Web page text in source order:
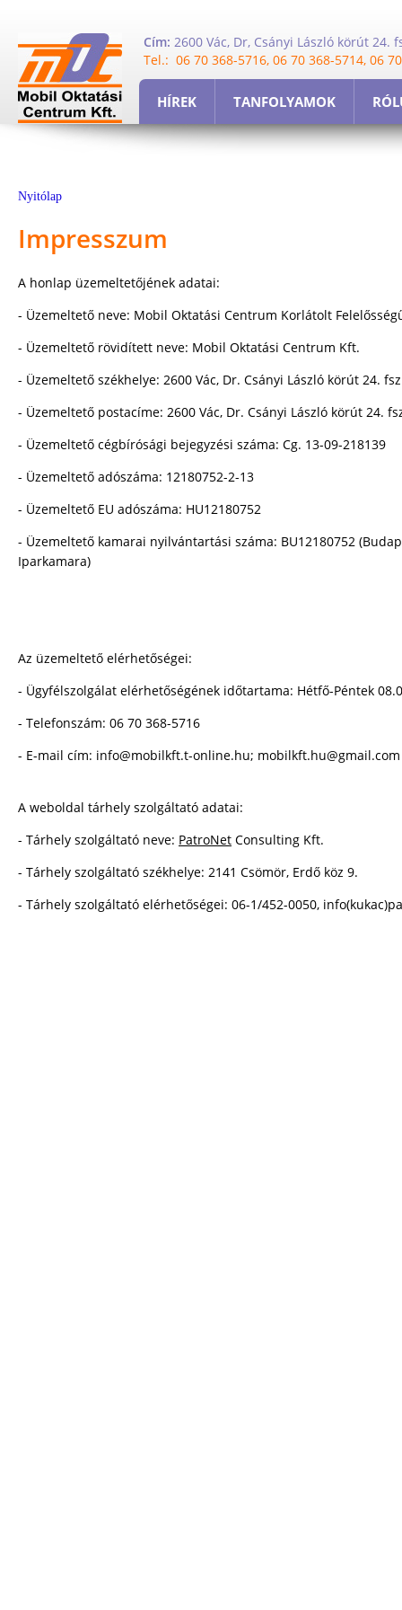
HÍREK TANFOLYAMOK
Cím: 2600 Vác, Dr, Csányi László körút 24.
Tel.: 06 70 368-5716, 06 70 368-5714, 06
Nyitólap
Impresszum
A honlap üzemeltetőjének adatai:
- Üzemeltető neve: Mobil Oktatási Centrum Korlátolt
- Üzemeltető rövidített neve: Mobil Oktatási Centrum Kft.
- Üzemeltető székhelye: 2600 Vác, Dr. Csányi László körút 24.
- Üzemeltető postacíme: 2600 Vác, Dr. Csányi László körút 24.
- Üzemeltető cégbírósági bejegyzési száma: Cg. 13-09-218139
- Üzemeltető adószáma: 12180752-2-13
- Üzemeltető EU adószáma: HU12180752
- Üzemeltető kamarai nyilvántartási száma: BU12180752
Iparkamara)
Az üzemeltető elérhetőségei:
- Ügyfélszolgálat elérhetőségének időtartama: Hétfő-Péntek
- Telefonszám: 06 70 368-5716
- E-mail cím: info@mobilkft.t-online.hu; mobilkft.hu@gmail.com
A weboldal tárhely szolgáltató adatai:
- Tárhely szolgáltató neve: PatroNet Consulting Kft.
- Tárhely szolgáltató székhelye: 2141 Csömör, Erdő köz 9.
- Tárhely szolgáltató elérhetőségei: 06-1/452-0050,